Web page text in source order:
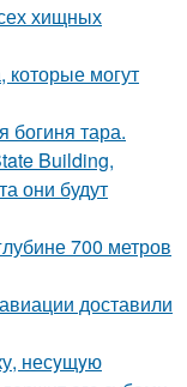
хищных
которые могут
богиня тара.
Building,
они будут
700 метров
доставили
несyщyю